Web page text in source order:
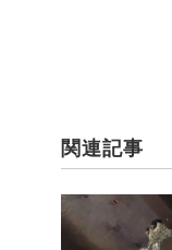
関連記事